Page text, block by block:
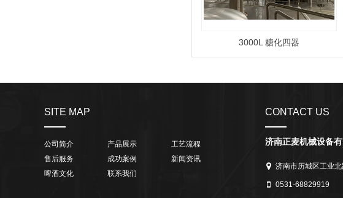
3000L 糖化四器
SITE MAP
公司简介 产品展示
工艺流程
售后服务
成功案例
新闻资讯
啤酒文化
联系我们
CONTACT US
济南正麦机械设备有
济南市历城区工业
0531-68829919